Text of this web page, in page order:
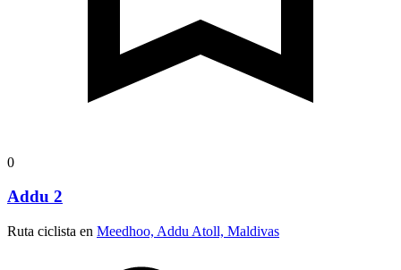
0
Addu 2
Ruta ciclista en Meedhoo, Addu Atoll, Maldivas